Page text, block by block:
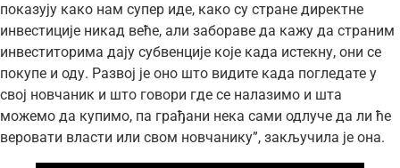
показују како нам супер иде, како су стране директне
инвестиције никад веће, али забораве да кажу да страним
инвеститорима дају субвенције које када истекну, они се
покупе и оду. Развој је оно што видите када погледате у
свој новчаник и што говори где се налазимо и шта
можемо да купимо, па грађани нека сами одлуче да ли ће
веровати власти или свом новчанику”, закључила је она.